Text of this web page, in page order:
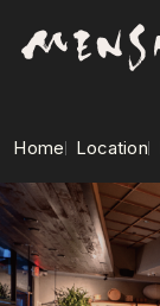
Home Location